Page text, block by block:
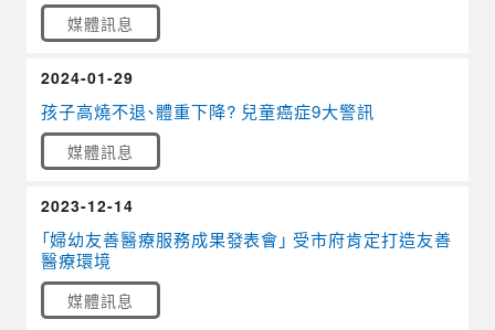
媒體訊息
孩子高燒不退、體重下降? 兒童癌症9大警訊
媒體訊息
2024-01-29
「婦幼友善醫療服務成果發表會」 受市府肯定打造友善
醫療環境
媒體訊息
2023-12-14